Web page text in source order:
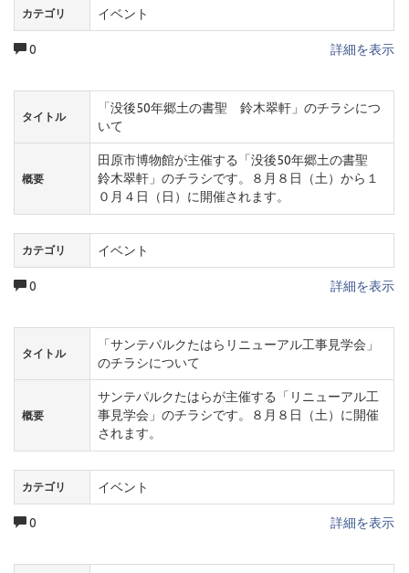
カテゴリ イベント
0 詳細を表示
タイトル
「没後50年郷土の書聖 鈴木翠軒」のチラシにつ
いて
概要
田原市博物館が主催する「没後50年郷土の書聖
鈴木翠軒」のチラシです。８月８日（土）から１
０月４日（日）に開催されます。
カテゴリ イベント
0 詳細を表示
タイトル
「サンテパルクたはらリニューアル工事見学会」
のチラシについて
概要
サンテパルクたはらが主催する「リニューアル工
事見学会」のチラシです。８月８日（土）に開催
されます。
カテゴリ イベント
0 詳細を表示